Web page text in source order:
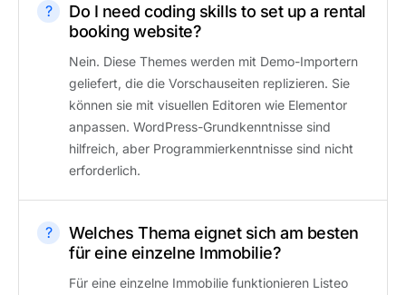
Do I need coding skills to set up a rental
booking website?
Nein. Diese Themes werden mit Demo-Importern
geliefert, die die Vorschauseiten replizieren. Sie
können sie mit visuellen Editoren wie Elementor
anpassen. WordPress-Grundkenntnisse sind
hilfreich, aber Programmierkenntnisse sind nicht
erforderlich.
Welches Thema eignet sich am besten
für eine einzelne Immobilie?
Für eine einzelne Immobilie funktionieren Listeo